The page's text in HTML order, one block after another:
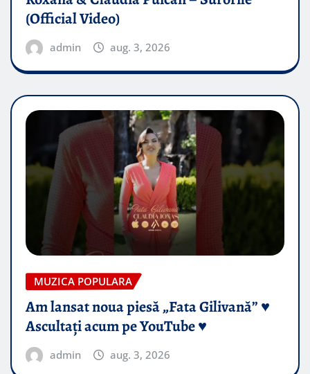
(Official Video)
admin aug. 3, 2026
MUZICA POPULARA
Am lansat noua piesă „Fata Gilivană” ♥️
Ascultați acum pe YouTube ♥️
admin aug. 3, 2026